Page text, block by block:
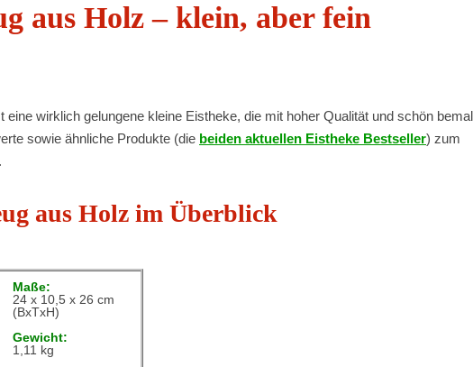
aus Holz – klein, aber fein
eine wirklich gelungene kleine Eistheke, die mit hoher Qualität und schön
sowie ähnliche Produkte (die beiden aktuellen Eistheke Bestseller) zum
aus Holz im Überblick
Maße:
24 x 10,5 x 26 cm
(BxTxH)
Gewicht:
1,11 kg